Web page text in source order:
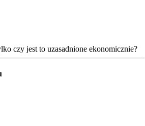
czy jest to uzasadnione ekonomicznie?